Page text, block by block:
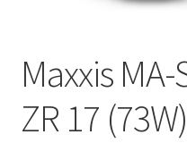
Maxxis
ZR 17